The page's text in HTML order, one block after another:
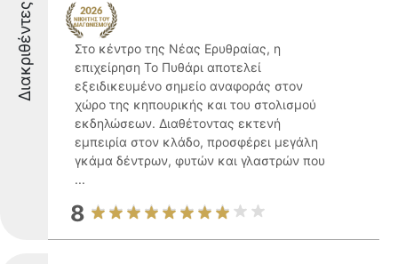
Διακριθέντες
Στο κέντρο της Νέας Ερυθραίας, η
επιχείρηση Το Πυθάρι αποτελεί
εξειδικευμένο σημείο αναφοράς στον
χώρο της κηπουρικής και του στολισμού
εκδηλώσεων. Διαθέτοντας εκτενή
εμπειρία στον κλάδο, προσφέρει μεγάλη
γκάμα δέντρων, φυτών και γλαστρών που
...
8